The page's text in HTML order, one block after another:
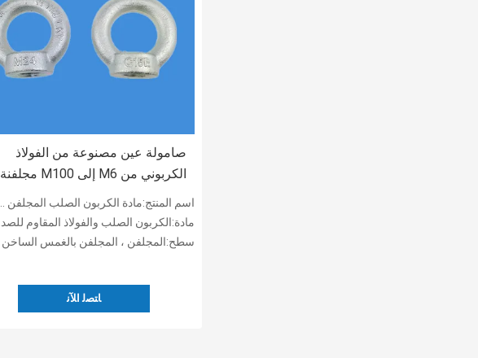
صامولة عين مصنوعة من الفولاذ
الكربوني من M6 إلى M100 مجلفنة
DIN 582 عين صامولة
اسم المنتج:مادة الكربون الصلب المجلفن DIN 582 عين الجوز
مادة:الكربون الصلب والفولاذ المقاوم للصدأ وسبائك الصلب
سطح:المجلفن ، المجلفن بالغمس الساخن
ﺎﺘﺼﻟ ﺍﻶﻧ